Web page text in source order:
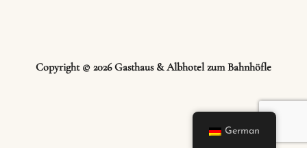
Copyright © 2026 Gasthaus & Albhotel zum Bahnhöfle
German